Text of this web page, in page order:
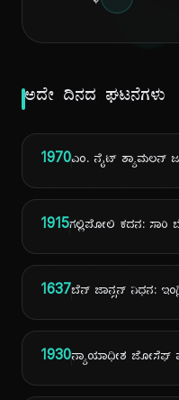
ಅದೇ ದಿನದ ಘಟನೆಗಳು
1970ಎಂ. ನೈಟ್ ಶ್ಯಾಮಲನ್
1915ಗಲ್ಲಿಪೋಲಿ ಕದನ: ಸಾರಿ
1637ಬೆನ್ ಜಾನ್ಸನ್ ನಿಧನ:
1930ನ್ಯಾಯಾಧೀಶ ಜೋಸೆಫ್